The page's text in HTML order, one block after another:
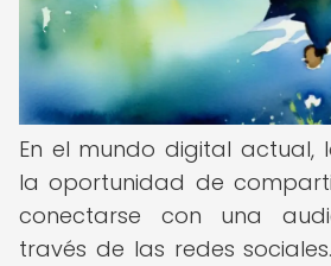
En el mundo digital actual,
la oportunidad de
conectarse con una
través de las redes